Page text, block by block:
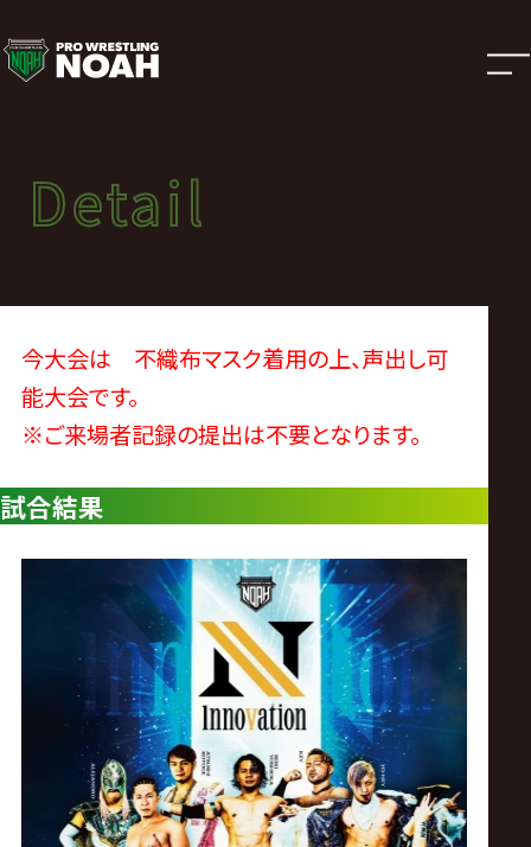
試
合
結
果
|
プ
ロ
レ
ス
ン
Detail
試合結果
Detail
今大会は 不織布マスク着用の上、声出し可
能大会です。
※ご来場者記録の提出は不要となります。
試合結果